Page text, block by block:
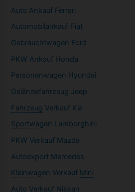
Auto Ankauf Ferrari
Automobilankauf Fiat
Gebrauchtwagen Ford
PKW Ankauf Honda
Personenwagen Hyundai
Geländefahrzeug Jeep
Fahrzeug Verkauf Kia
Sportwagen Lamborghini
PKW Verkauf Mazda
Autoexport Mercedes
Kleinwagen Verkauf Mini
Auto Verkauf Nissan